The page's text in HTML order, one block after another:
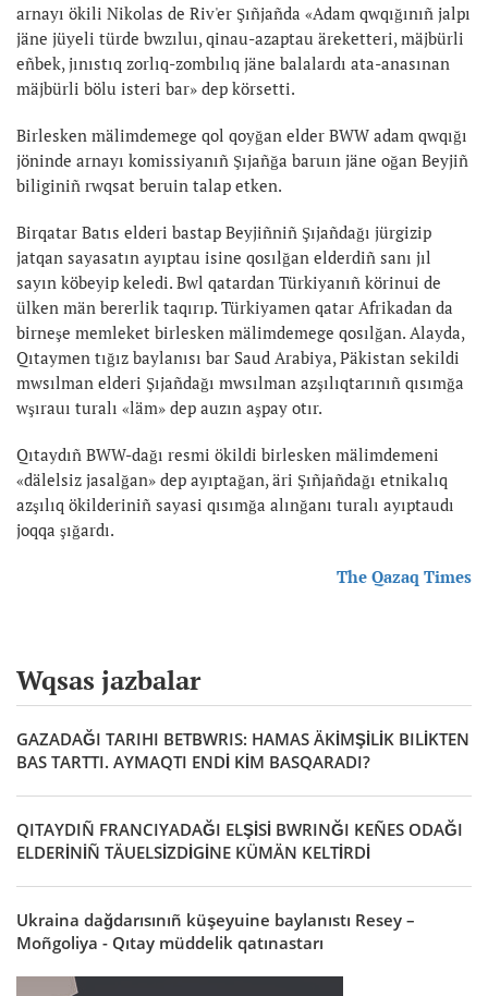
arnayı ökili Nikolas de Riv'er Şıñjañda «Adam qwqığınıñ jalpı
jäne jüyeli türde bwzıluı, qinau-azaptau äreketteri, mäjbürli
eñbek, jınıstıq zorlıq-zombılıq jäne balalardı ata-anasınan
mäjbürli bölu isteri bar» dep körsetti.
Birlesken mälimdemege qol qoyğan elder BWW adam qwqığı
jöninde arnayı komissiyanıñ Şıjañğa baruın jäne oğan Beyjiñ
biliginiñ rwqsat beruin talap etken.
Birqatar Batıs elderi bastap Beyjiñniñ Şıjañdağı jürgizip
jatqan sayasatın ayıptau isine qosılğan elderdiñ sanı jıl
sayın köbeyip keledi. Bwl qatardan Türkiyanıñ körinui de
ülken män bererlik taqırıp. Türkiyamen qatar Afrikadan da
birneşe memleket birlesken mälimdemege qosılğan. Alayda,
Qıtaymen tığız baylanısı bar Saud Arabiya, Päkistan sekildi
mwsılman elderi Şıjañdağı mwsılman azşılıqtarınıñ qısımğa
wşırauı turalı «läm» dep auzın aşpay otır.
Qıtaydıñ BWW-dağı resmi ökildi birlesken mälimdemeni
«dälelsiz jasalğan» dep ayıptağan, äri Şıñjañdağı etnikalıq
azşılıq ökilderiniñ sayasi qısımğa alınğanı turalı ayıptaudı
joqqa şığardı.
The Qazaq Times
Wqsas jazbalar
GAZADAĞI TARIHI BETBWRIS: HAMAS ÄKİMŞİLİK BILİKTEN
BAS TARTTI. AYMAQTI ENDİ KİM BASQARADI?
QITAYDIÑ FRANCIYADAĞI ELŞİSİ BWRINĞI KEÑES ODAĞI
ELDERİNİÑ TÄUELSİZDİGİNE KÜMÄN KELTİRDİ
Ukraina dağdarısınıñ küşeyuine baylanıstı Resey –
Moñgoliya - Qıtay müddelik qatınastarı